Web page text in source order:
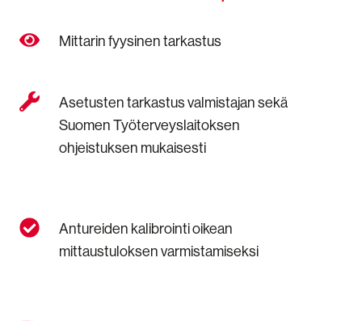
Mittarin fyysinen tarkastus
Mittarin
Asetusten tarkastus valmistajan sekä
Suomen Työterveyslaitoksen
ohjeistuksen mukaisesti
Asetusten
tarkastus
valmistajan
mukaisesti
Antureiden kalibrointi oikean
mittaustuloksen varmistamiseksi
Antureiden
kalibrointi